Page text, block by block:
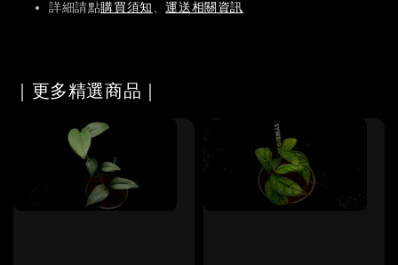
詳細請點購買須知、運送相關資訊
｜更多精選商品｜